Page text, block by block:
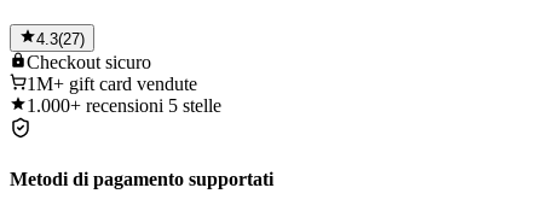
4.3(27)
Checkout sicuro
1M+ gift card vendute
1.000+ recensioni 5 stelle
Metodi di pagamento supportati